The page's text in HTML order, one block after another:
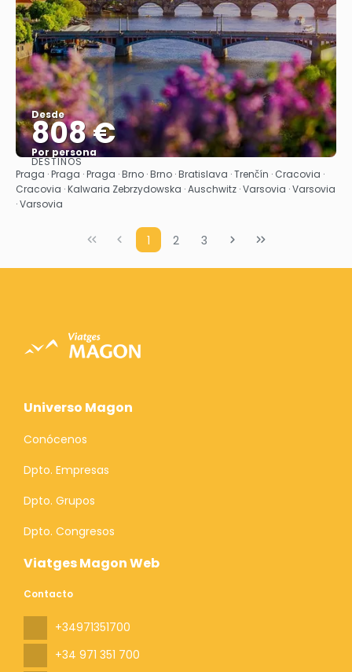
Desde
808 €
Por persona
Ver
DESTINOS
Praga · Praga · Praga · Brno · Brno · Bratislava · Trenčín · Cracovia ·
Cracovia · Kalwaria Zebrzydowska · Auschwitz · Varsovia · Varsovia
· Varsovia
1 2 3
Viatges Magon Web
Contacto
+34971351700
+34 971 351 700
Universo Magon
Conócenos
Dpto. Empresas
Dpto. Grupos
Dpto. Congresos